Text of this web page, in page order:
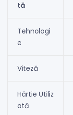
tă
Tehnologi
e
Viteză
Hârtie Utiliz
ată